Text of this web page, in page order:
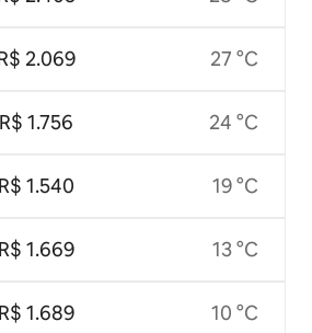
2.069
R$ 1.756
R$ 1.540
R$ 1.669
R$ 1.689
27 °C
24 °C
19 °C
13 °C
10 °C